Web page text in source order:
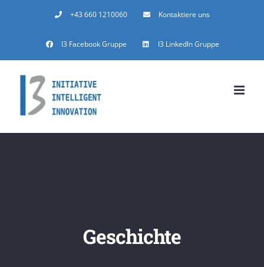
+43 660 1210060 Kontaktiere uns
I3 Facebook Gruppe I3 LinkedIn Gruppe
Geschichte